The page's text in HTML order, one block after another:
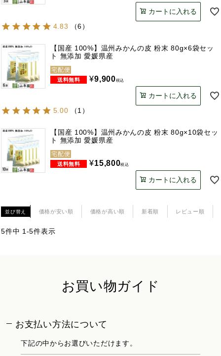
カートに入れる
4.83
（6）
【国産 100%】温州みかんの皮 粉末 80g×6袋セッ
ト 無添加 愛媛県産
宅配便
¥9,900税込
カートに入れる
5.00
（1）
【国産 100%】温州みかんの皮 粉末 80g×10袋セッ
ト 無添加 愛媛県産
宅配便
¥15,800税込
カートに入れる
並び替え 価格が安い順 価格が高い順 新着順 レビュー順
5件中 1-5件表示
お買い物ガイド
お支払い方法について
下記の中からお選びいただけます。